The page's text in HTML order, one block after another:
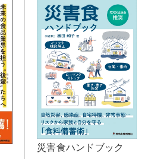
災害食ハンドブック